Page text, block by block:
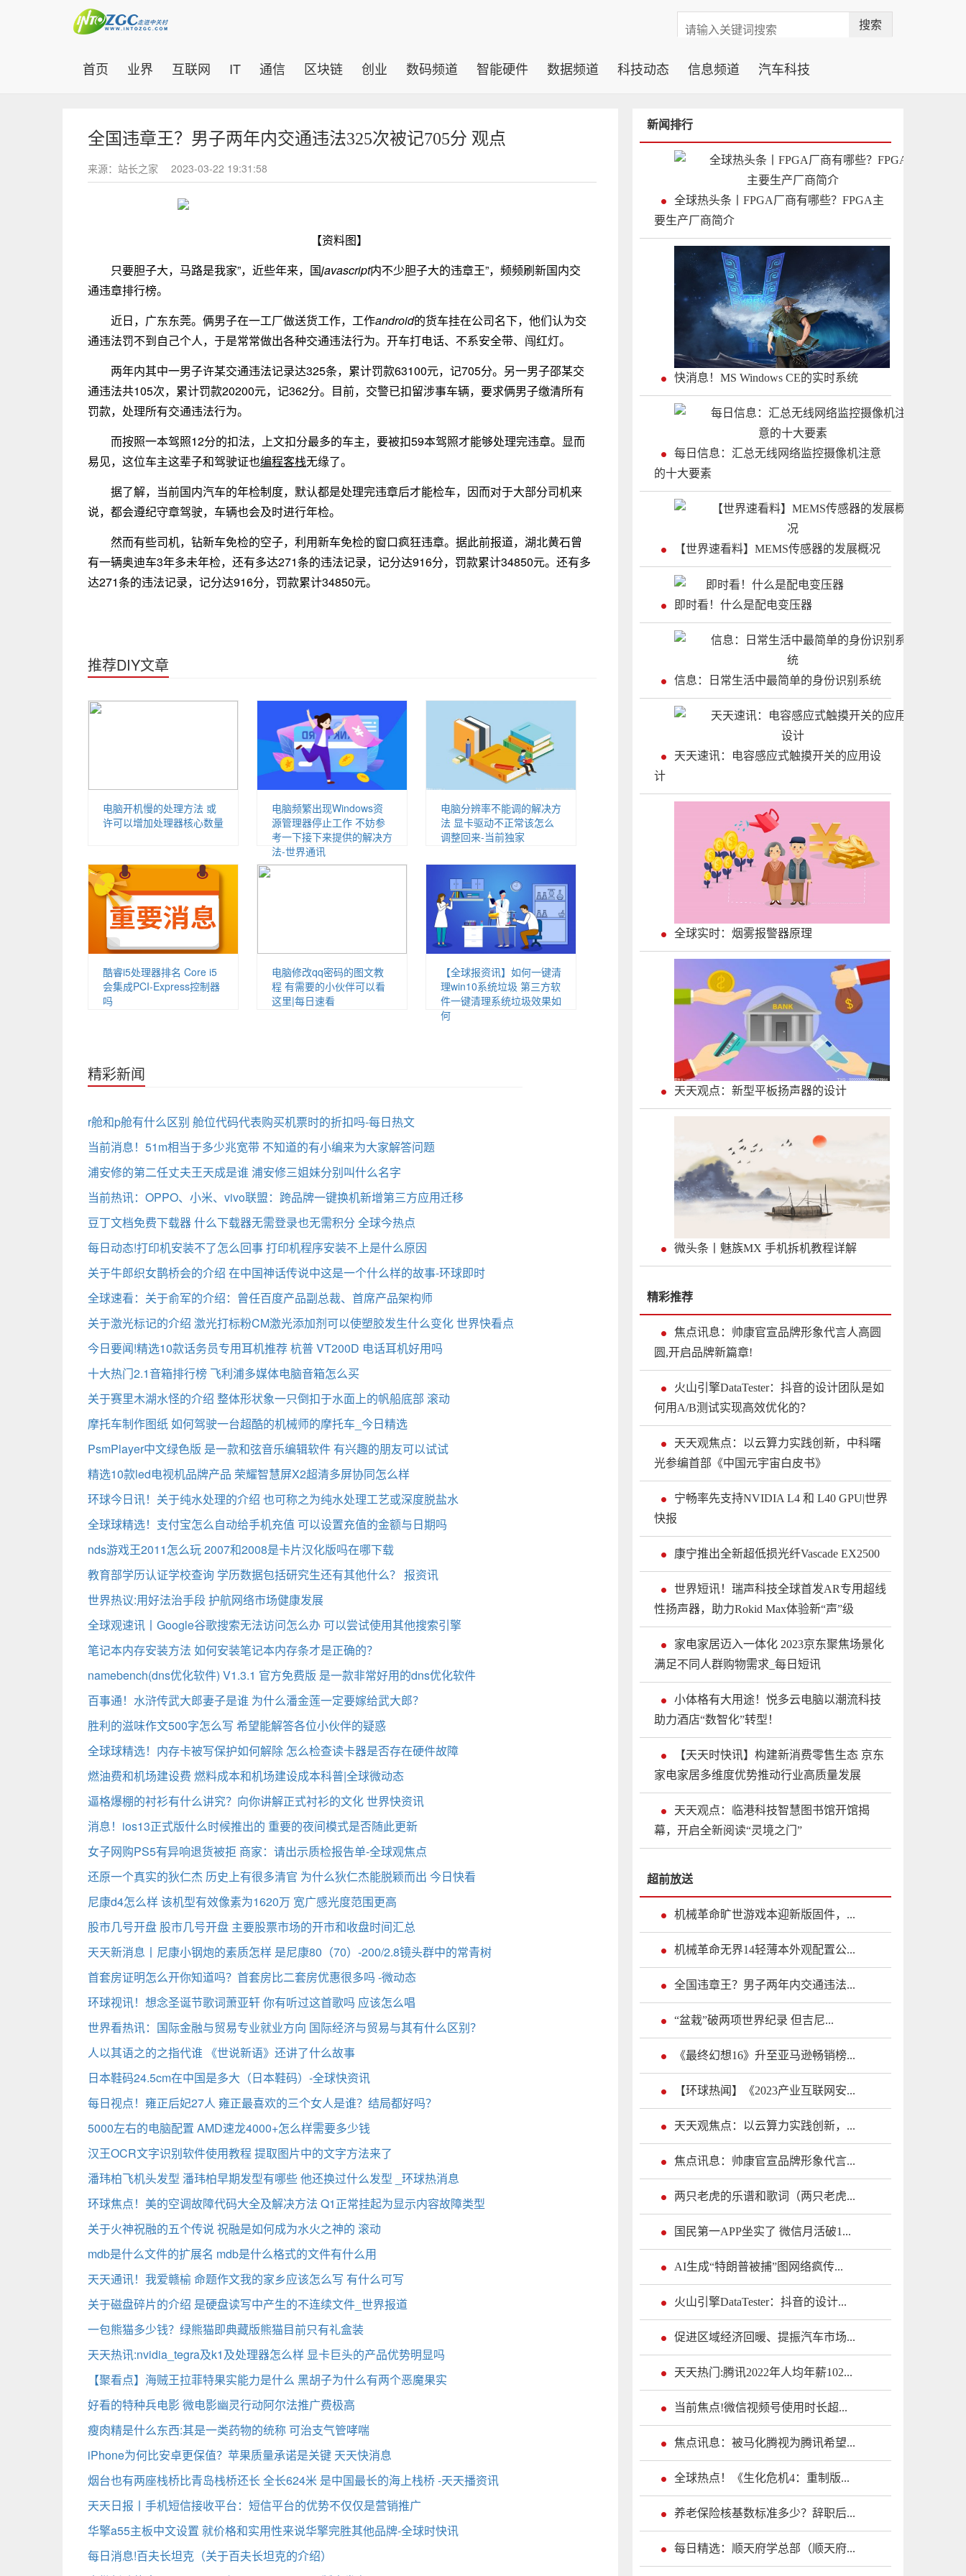
搜索
首页 (current)
业界 互联网 IT 通信 区块链 创业 数码频道 智能硬件 数据频道 科技动态 信息频道 汽车科技
全国违章王？男子两年内交通违法325次被记705分 观点
来源：站长之家 2023-03-22 19:31:58
【资料图】
只要胆子大，马路是我家”，近些年来，国javascript内不少胆子大的违章王”，频频刷新国内交
通违章排行榜。
近日，广东东莞。俩男子在一工厂做送货工作，工作android的货车挂在公司名下，他们认为交
通违法罚不到自己个人，于是常常做出各种交通违法行为。开车打电话、不系安全带、闯红灯。
两年内其中一男子许某交通违法记录达325条，累计罚款63100元，记705分。另一男子邵某交
通违法共105次，累计罚款20200元，记362分。目前，交警已扣留涉事车辆，要求俩男子缴清所有
罚款，处理所有交通违法行为。
而按照一本驾照12分的扣法，上文扣分最多的车主，要被扣59本驾照才能够处理完违章。显而
易见，这位车主这辈子和驾驶证也编程客栈无缘了。
据了解，当前国内汽车的年检制度，默认都是处理完违章后才能检车，因而对于大部分司机来
说，都会遵纪守章驾驶，车辆也会及时进行年检。
然而有些司机，钻新车免检的空子，利用新车免检的窗口疯狂违章。据此前报道，湖北黄石曾
有一辆奥迪车3年多未年检，还有多达271条的违法记录，记分达916分，罚款累计34850元。还有多
达271条的违法记录，记分达916分，罚款累计34850元。
推荐DIY文章
电脑开机慢的处理方法 或
许可以增加处理器核心数量
电脑频繁出现Windows资
源管理器停止工作 不妨参
考一下接下来提供的解决方
法-世界通讯
电脑分辨率不能调的解决方
法 显卡驱动不正常该怎么
调整回来-当前独家
酷睿i5处理器排名 Core i5
会集成PCI-Express控制器
吗
电脑修改qq密码的图文教
程 有需要的小伙伴可以看
这里|每日速看
【全球报资讯】如何一键清
理win10系统垃圾 第三方软
件一键清理系统垃圾效果如
何
精彩新闻
r舱和p舱有什么区别 舱位代码代表购买机票时的折扣吗-每日热文
当前消息！51m相当于多少兆宽带 不知道的有小编来为大家解答问题
浦安修的第二任丈夫王天成是谁 浦安修三姐妹分别叫什么名字
当前热讯：OPPO、小米、vivo联盟：跨品牌一键换机新增第三方应用迁移
豆丁文档免费下载器 什么下载器无需登录也无需积分 全球今热点
每日动态!打印机安装不了怎么回事 打印机程序安装不上是什么原因
关于牛郎织女鹊桥会的介绍 在中国神话传说中这是一个什么样的故事-环球即时
全球速看：关于俞军的介绍：曾任百度产品副总裁、首席产品架构师
关于激光标记的介绍 激光打标粉CM激光添加剂可以使塑胶发生什么变化 世界快看点
今日要闻!精选10款话务员专用耳机推荐 杭普 VT200D 电话耳机好用吗
十大热门2.1音箱排行榜 飞利浦多媒体电脑音箱怎么买
关于赛里木湖水怪的介绍 整体形状象一只倒扣于水面上的帆船底部 滚动
摩托车制作图纸 如何驾驶一台超酷的机械师的摩托车_今日精选
PsmPlayer中文绿色版 是一款和弦音乐编辑软件 有兴趣的朋友可以试试
精选10款led电视机品牌产品 荣耀智慧屏X2超清多屏协同怎么样
环球今日讯！关于纯水处理的介绍 也可称之为纯水处理工艺或深度脱盐水
全球球精选！支付宝怎么自动给手机充值 可以设置充值的金额与日期吗
nds游戏王2011怎么玩 2007和2008是卡片汉化版吗在哪下载
教育部学历认证学校查询 学历数据包括研究生还有其他什么？ 报资讯
世界热议:用好法治手段 护航网络市场健康发展
全球观速讯丨Google谷歌搜索无法访问怎么办 可以尝试使用其他搜索引擎
笔记本内存安装方法 如何安装笔记本内存条才是正确的？
namebench(dns优化软件) V1.3.1 官方免费版 是一款非常好用的dns优化软件
百事通！水浒传武大郎妻子是谁 为什么潘金莲一定要嫁给武大郎？
胜利的滋味作文500字怎么写 希望能解答各位小伙伴的疑惑
全球球精选！内存卡被写保护如何解除 怎么检查读卡器是否存在硬件故障
燃油费和机场建设费 燃料成本和机场建设成本科普|全球微动态
逼格爆棚的衬衫有什么讲究？向你讲解正式衬衫的文化 世界快资讯
消息！ios13正式版什么时候推出的 重要的夜间模式是否随此更新
女子网购PS5有异响退货被拒 商家：请出示质检报告单-全球观焦点
还原一个真实的狄仁杰 历史上有很多清官 为什么狄仁杰能脱颖而出 今日快看
尼康d4怎么样 该机型有效像素为1620万 宽广感光度范围更高
股市几号开盘 股市几号开盘 主要股票市场的开市和收盘时间汇总
天天新消息丨尼康小钢炮的素质怎样 是尼康80（70）-200/2.8镜头群中的常青树
首套房证明怎么开你知道吗？首套房比二套房优惠很多吗 -微动态
环球视讯！想念圣诞节歌词萧亚轩 你有听过这首歌吗 应该怎么唱
世界看热讯：国际金融与贸易专业就业方向 国际经济与贸易与其有什么区别？
人以其语之的之指代谁 《世说新语》还讲了什么故事
日本鞋码24.5cm在中国是多大（日本鞋码）-全球快资讯
每日视点！雍正后妃27人 雍正最喜欢的三个女人是谁？结局都好吗？
5000左右的电脑配置 AMD速龙4000+怎么样需要多少钱
汉王OCR文字识别软件使用教程 提取图片中的文字方法来了
潘玮柏飞机头发型 潘玮柏早期发型有哪些 他还换过什么发型 _环球热消息
环球焦点！美的空调故障代码大全及解决方法 Q1正常挂起为显示内容故障类型
关于火神祝融的五个传说 祝融是如何成为水火之神的 滚动
mdb是什么文件的扩展名 mdb是什么格式的文件有什么用
天天通讯！我爱赣榆 命题作文我的家乡应该怎么写 有什么可写
关于磁盘碎片的介绍 是硬盘读写中产生的不连续文件_世界报道
一包熊猫多少钱？绿熊猫即典藏版熊猫目前只有礼盒装
天天热讯:nvidia_tegra及k1及处理器怎么样 显卡巨头的产品优势明显吗
【聚看点】海贼王拉菲特果实能力是什么 黑胡子为什么有两个恶魔果实
好看的特种兵电影 微电影幽灵行动阿尔法推广费极高
瘦肉精是什么东西:其是一类药物的统称 可治支气管哮喘
iPhone为何比安卓更保值？苹果质量承诺是关键 天天快消息
烟台也有两座栈桥比青岛栈桥还长 全长624米 是中国最长的海上栈桥 -天天播资讯
天天日报丨手机短信接收平台：短信平台的优势不仅仅是营销推广
华擎a55主板中文设置 就价格和实用性来说华擎完胜其他品牌-全球时快讯
每日消息!百夫长坦克（关于百夫长坦克的介绍）
新闻排行
全球热头条丨FPGA厂商有哪些？FPGA主
要生产厂商简介
快消息！MS Windows CE的实时系统
每日信息：汇总无线网络监控摄像机注意
的十大要素
【世界速看料】MEMS传感器的发展概况
即时看！什么是配电变压器
信息：日常生活中最简单的身份识别系统
天天速讯：电容感应式触摸开关的应用设
计
全球实时：烟雾报警器原理
天天观点：新型平板扬声器的设计
微头条丨魅族MX 手机拆机教程详解
精彩推荐
焦点讯息：帅康官宣品牌形象代言人高圆
圆,开启品牌新篇章!
火山引擎DataTester：抖音的设计团队是如
何用A/B测试实现高效优化的？
天天观焦点：以云算力实践创新，中科曙
光参编首部《中国元宇宙白皮书》
宁畅率先支持NVIDIA L4 和 L40 GPU|世界
快报
康宁推出全新超低损光纤Vascade EX2500
世界短讯！瑞声科技全球首发AR专用超线
性扬声器，助力Rokid Max体验新“声”级
家电家居迈入一体化 2023京东聚焦场景化
满足不同人群购物需求_每日短讯
小体格有大用途！悦多云电脑以潮流科技
助力酒店“数智化”转型！
【天天时快讯】构建新消费零售生态 京东
家电家居多维度优势推动行业高质量发展
天天观点：临港科技智慧图书馆开馆揭
幕，开启全新阅读“灵境之门”
超前放送
机械革命旷世游戏本迎新版固件，...
机械革命无界14轻薄本外观配置公...
全国违章王？男子两年内交通违法...
“盆栽”破两项世界纪录 但吉尼...
《最终幻想16》升至亚马逊畅销榜...
【环球热闻】《2023产业互联网安...
天天观焦点：以云算力实践创新，...
焦点讯息：帅康官宣品牌形象代言...
两只老虎的乐谱和歌词（两只老虎...
国民第一APP坐实了 微信月活破1...
AI生成“特朗普被捕”图网络疯传...
火山引擎DataTester：抖音的设计...
促进区域经济回暖、提振汽车市场...
天天热门:腾讯2022年人均年薪102...
当前焦点!微信视频号使用时长超...
焦点讯息：被马化腾视为腾讯希望...
全球热点！《生化危机4：重制版...
养老保险核基数标准多少？辞职后...
每日精选：顺天府学总部（顺天府...